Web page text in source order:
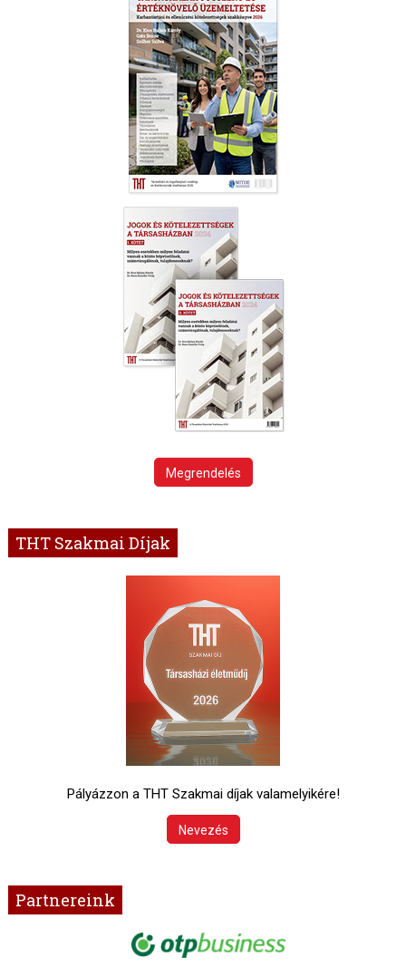
Megrendelés
THT Szakmai Díjak
Pályázzon a THT Szakmai díjak valamelyikére!
Nevezés
Partnereink